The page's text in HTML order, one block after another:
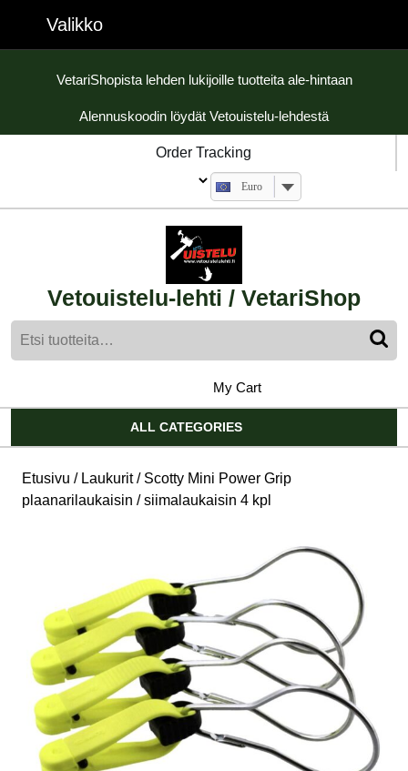
content
ValikkoValikko
VetariShopista lehden lukijoille tuotteita ale-hintaan
Alennuskoodin löydät Vetouistelu-lehdestä
Order Tracking
Euro
Vetouistelu-lehti / VetariShop
Account
My Cartshopping
cart
ALL CATEGORIES
Etusivu / Laukurit/ Scotty Mini Power Grip
plaanarilaukaisin / siimalaukaisin 4 kpl